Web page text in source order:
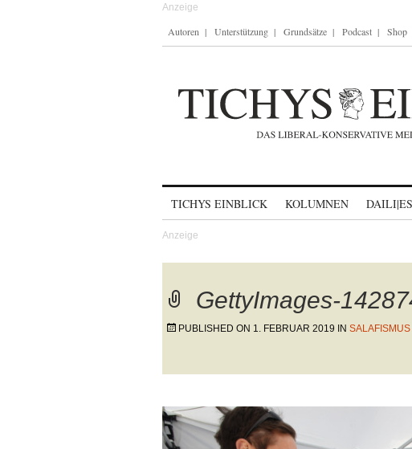
Autoren Unterstützung Grundsätze Podcast Shop
TICHYS EINBLICK KOLUMNEN
GettyImages-
PUBLISHED ON 1. FEBRUAR 2019 IN